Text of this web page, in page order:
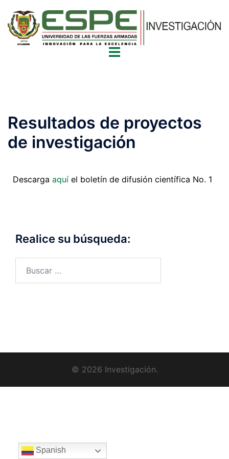
Resultados de proyectos
de investigación
Descarga aquí el boletín de difusión científica No. 1
Realice su búsqueda:
© 2026 Investigación.
Spanish